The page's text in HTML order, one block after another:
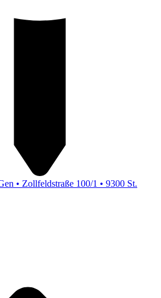
• Zollfeldstraße 100/1 • 9300 St.